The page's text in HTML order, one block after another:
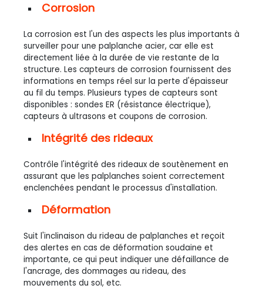
Corrosion
La corrosion est l'un des aspects les plus importants à
surveiller pour une palplanche acier, car elle est
directement liée à la durée de vie restante de la
structure. Les capteurs de corrosion fournissent des
informations en temps réel sur la perte d'épaisseur
au fil du temps. Plusieurs types de capteurs sont
disponibles : sondes ER (résistance électrique),
capteurs à ultrasons et coupons de corrosion.
Intégrité des rideaux
Contrôle l'intégrité des rideaux de soutènement en
assurant que les palplanches soient correctement
enclenchées pendant le processus d'installation.
Déformation
Suit l'inclinaison du rideau de palplanches et reçoit
des alertes en cas de déformation soudaine et
importante, ce qui peut indiquer une défaillance de
l'ancrage, des dommages au rideau, des
mouvements du sol, etc.